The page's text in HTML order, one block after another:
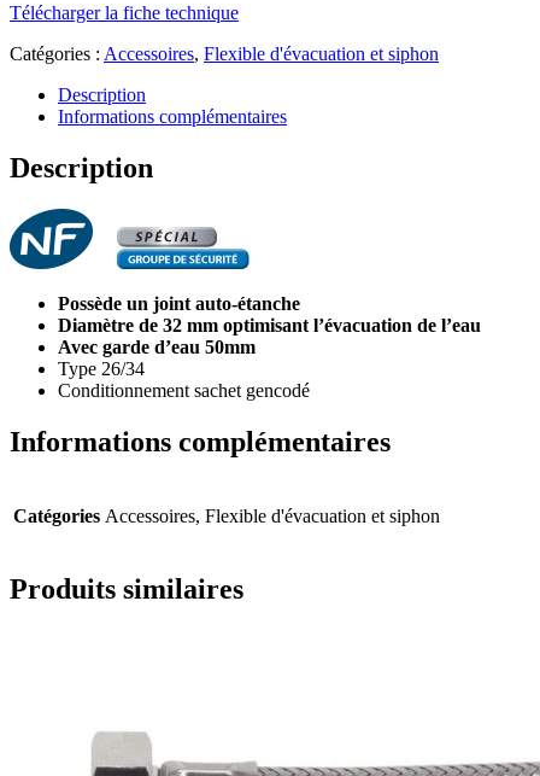
Télécharger la fiche technique
Catégories : Accessoires, Flexible d'évacuation et siphon
Description
Informations complémentaires
Description
Possède un joint auto-étanche
Diamètre de 32 mm optimisant l’évacuation de l’eau
Avec garde d’eau 50mm
Type 26/34
Conditionnement sachet gencodé
Informations complémentaires
Catégories Accessoires, Flexible d'évacuation et siphon
Produits similaires